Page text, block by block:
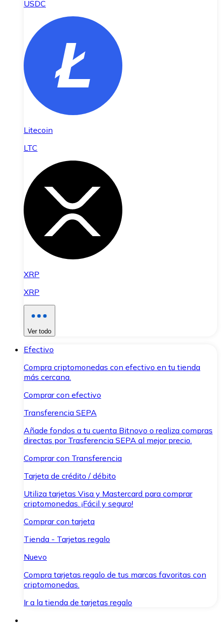
USDC
Litecoin
LTC
XRP
XRP
Ver todo
Efectivo
Compra criptomonedas con efectivo en tu tienda
más cercana.
Comprar con efectivo
Transferencia SEPA
Añade fondos a tu cuenta Bitnovo o realiza compras
directas por Trasferencia SEPA al mejor precio.
Comprar con Transferencia
Tarjeta de crédito / débito
Utiliza tarjetas Visa y Mastercard para comprar
criptomonedas. ¡Fácil y seguro!
Comprar con tarjeta
Tienda - Tarjetas regalo
Nuevo
Compra tarjetas regalo de tus marcas favoritas con
criptomonedas.
Ir a la tienda de tarjetas regalo